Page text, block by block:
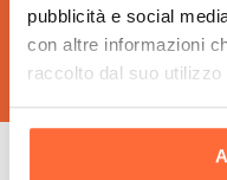
pubblicità e social
con altre informazioni
raccolto dal suo